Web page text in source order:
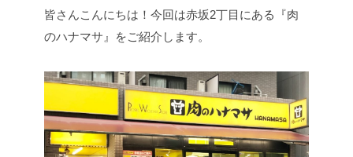
皆さんこんにちは！今回は赤坂2丁目にある『肉
のハナマサ』をご紹介します。